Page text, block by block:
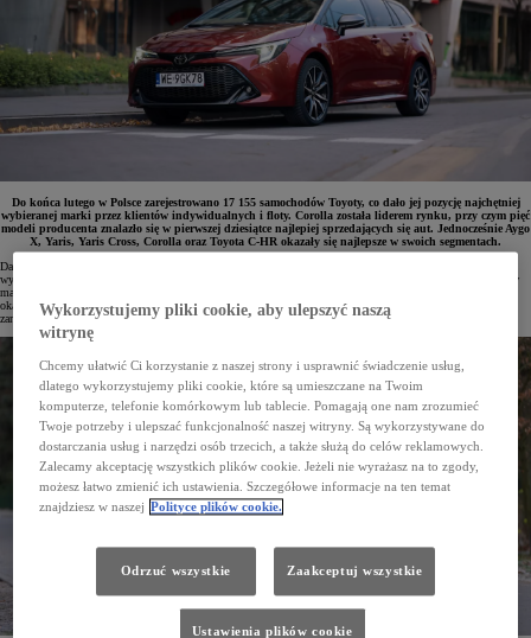
Do końca lutego w Polsce zarejestrowano 17 155 samochodów Toyoty, co dało jej pozycję najchętniej
wybieranej marki przez klientów indywidualnych i floty. Corolla została liderem rynku, przy czym pięć
modeli producenta znalazło się w pierwszej dziesiątce najlepiej sprzedających się aut. Jednocześnie Aygo
X, Yaris, Yaris Cross, Corolla oraz Toyota C-HR okazały się najlepsze w swoich segmentach.
Dane dotyczące rejestracji aut osobowych i dostawczych pokazują, że na starcie 2026 roku Toyota utrzymała
wyraźną przewagę na polskim rynku. W okresie styczeń–luty do klientów trafiło łącznie 17 155 samochodów
marki, co zapewniło jej 17,4% udziału w rynku. Sam luty przyniósł 8396 wydanych pojazdów, a Toyota
okazała się najczęściej wybierana zarówno przez firmy, jak i nabywców prywatnych – przedsiębiorstwa
zarejestrowały 5475 aut, natomiast klienci indywidualni 2921.
Wykorzystujemy pliki cookie, aby ulepszyć naszą
witrynę
Chcemy ułatwić Ci korzystanie z naszej strony i usprawnić świadczenie usług,
dlatego wykorzystujemy pliki cookie, które są umieszczane na Twoim
komputerze, telefonie komórkowym lub tablecie. Pomagają one nam zrozumieć
Twoje potrzeby i ulepszać funkcjonalność naszej witryny. Są wykorzystywane do
dostarczania usług i narzędzi osób trzecich, a także służą do celów reklamowych.
Zalecamy akceptację wszystkich plików cookie. Jeżeli nie wyrażasz na to zgody,
możesz łatwo zmienić ich ustawienia. Szczegółowe informacje na ten temat
znajdziesz w naszej Polityce plików cookie.
Odrzuć wszystkie Zaakceptuj wszystkie
Ustawienia plików cookie